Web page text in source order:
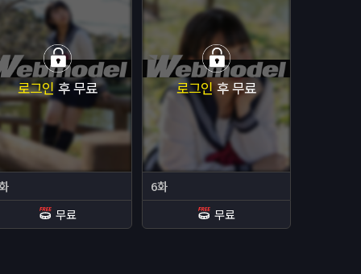
로그인후 무료
무료
로그인후 무료
6화
무료